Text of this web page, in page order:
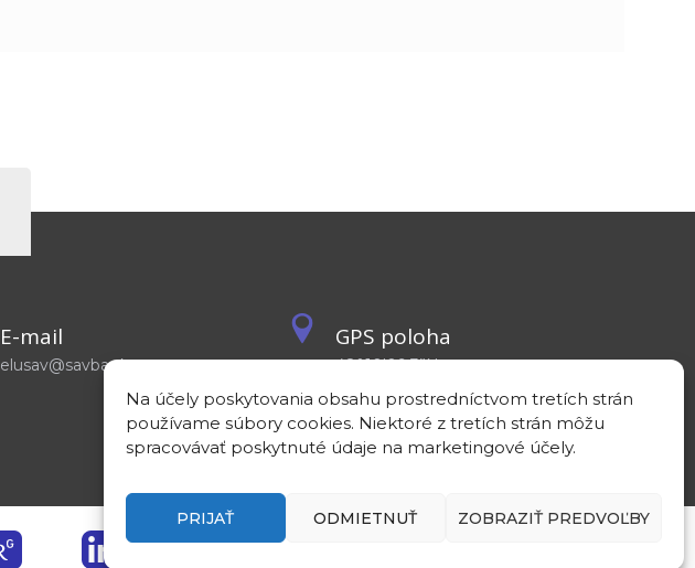
Na účely poskytovania obsahu prostredníctvom tretích strán
používame súbory cookies. Niektoré z tretích strán môžu
spracovávať poskytnuté údaje na marketingové účely.
PRIJAŤ ODMIETNUŤ ZOBRAZIŤ PREDVOĽBY
E-mail
elusav@savba.sk
GPS poloha
48°10'09.3”N